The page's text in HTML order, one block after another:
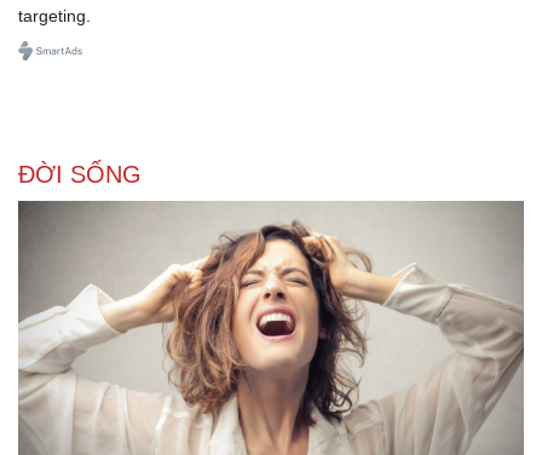
Doanh nghiệp
Thông tin doanh nghiệp
Công nghệ
Sành điệu
targeting.
ĐỜI SỐNG